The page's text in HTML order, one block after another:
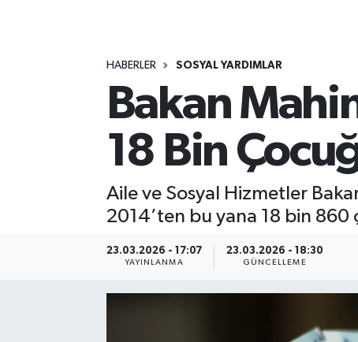
HABERLER SOSYAL YARDIMLAR
Bakan
18 Bin
Aile ve Sosyal Hizmetler
2014’ten bu yana 18 bin 860
23.03.2026 - 17:07
YAYINLANMA
23.03.2026 - 18:30
GÜNCELLEME
ÖZEL HABER
RESMİ İLANLAR
SPONSORLU YAZI